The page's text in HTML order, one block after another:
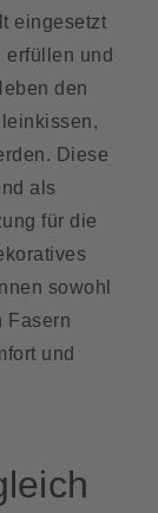
eingesetzt
erfüllen und
den
Diese
als
für die
sowohl
Fasern
und